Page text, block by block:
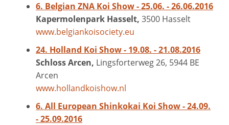
6. Belgian ZNA Koi Show - 25.06. - 26.06.2016
Kapermolenpark Hasselt, 3500 Hasselt
www.belgiankoisociety.eu
24. Holland Koi Show - 19.08. - 21.08.2016
Schloss Arcen, Lingsforterweg 26, 5944 BE
Arcen
www.hollandkoishow.nl
6. All European Shinkokai Koi Show - 24.09.
- 25.09.2016